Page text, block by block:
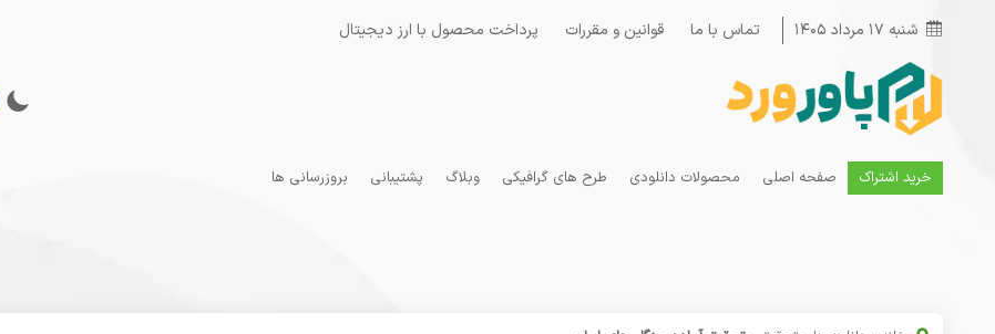
شنبه ۱۷ مرداد ۱۴۰۵ تماس با ما قوانین و مقررات پرداخت محصول با ارز دیجیتال
خرید اشتراک صفحه اصلی محصولات دانلودی طرح های گرافیکی وبلاگ پشتیبانی بروزرسانی ها